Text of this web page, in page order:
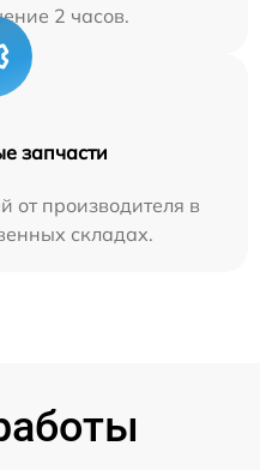
2 часов.
запчасти
от производителя в
складах.